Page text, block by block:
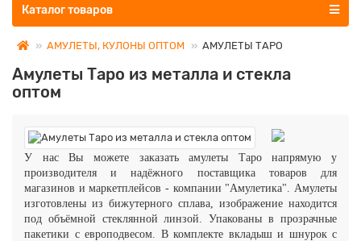
Все категории
Каталог товаров
АМУЛЕТЫ, КУЛОНЫ ОПТОМ АМУЛЕТЫ ТАРО
Амулеты Таро из металла и стекла
оптом
У нас Вы можете заказать амулеты Таро напрямую у
производителя и надёжного поставщика товаров для
магазинов и маркетплейсов - компании "Амулетика". Амулеты
изготовлены из бижутерного сплава, изображение находится
под объёмной стеклянной линзой. Упакованы в прозрачные
пакетики с европодвесом. В комплекте вкладыш и шнурок с